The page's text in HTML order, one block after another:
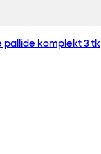
pallide komplekt 3 tk